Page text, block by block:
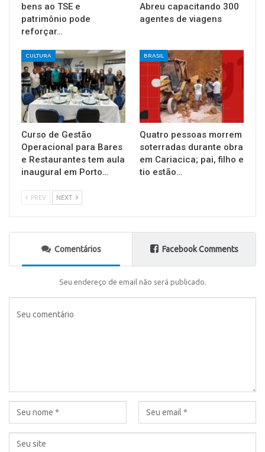
bens ao TSE e
patrimônio pode
reforçar…
Abreu capacitando 300
agentes de viagens
CULTURA
Curso de Gestão
Operacional para Bares
e Restaurantes tem aula
inaugural em Porto…
BRASIL
Quatro pessoas morrem
soterradas durante obra
em Cariacica; pai, filho e
tio estão…
PREV NEXT
Comentários Facebook Comments
Seu endereço de email não será publicado.